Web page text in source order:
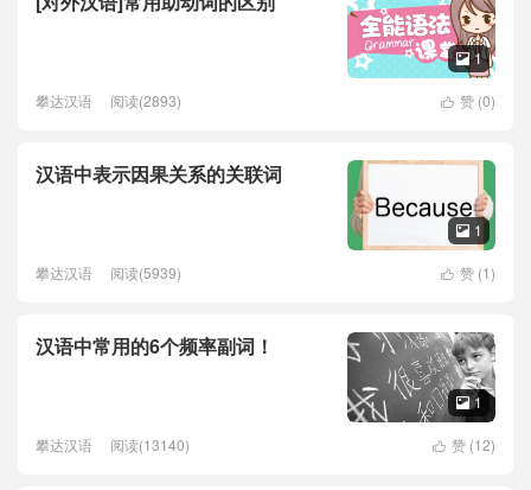
 1
 赞 (0)
攀达汉语 阅读(2893)
汉语中表示因果关系的关联词
 1
 赞 (1)
攀达汉语 阅读(5939)
汉语中常用的6个频率副词！
 1
 赞 (12)
攀达汉语 阅读(13140)